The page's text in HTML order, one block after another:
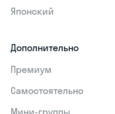
Японский
Дополнительно
Премиум
Самостоятельно
Мини-группы